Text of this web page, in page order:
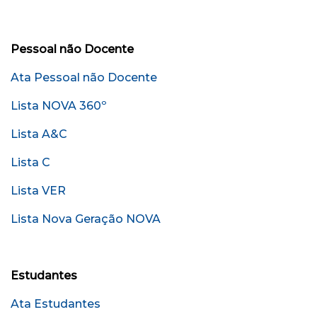
Pessoal não Docente
Ata Pessoal não Docente
Lista NOVA 360º
Lista A&C
Lista C
Lista VER
Lista Nova Geração NOVA
Estudantes
Ata Estudantes